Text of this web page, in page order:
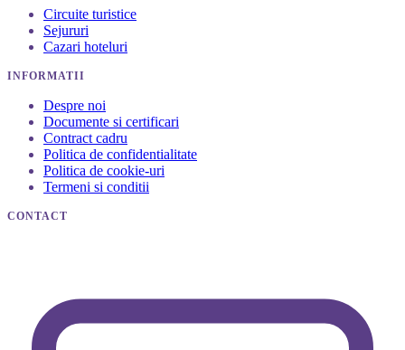
Circuite turistice
Sejururi
Cazari hoteluri
INFORMATII
Despre noi
Documente si certificari
Contract cadru
Politica de confidentialitate
Politica de cookie-uri
Termeni si conditii
CONTACT